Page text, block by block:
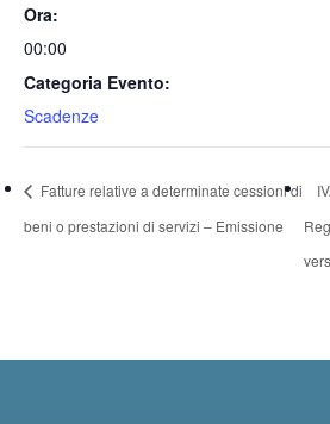
Ora:
00:00
Categoria Evento:
Scadenze
Fatture relative a determinate cessioni di
beni o prestazioni di servizi – Emissione